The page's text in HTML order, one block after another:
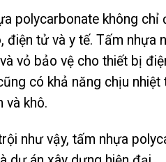
polycarbonate không
điện tử và y tế. Tấm
vỏ bảo vệ cho thiết bị
có khả năng chịu
và khô.
như vậy, tấm nhựa